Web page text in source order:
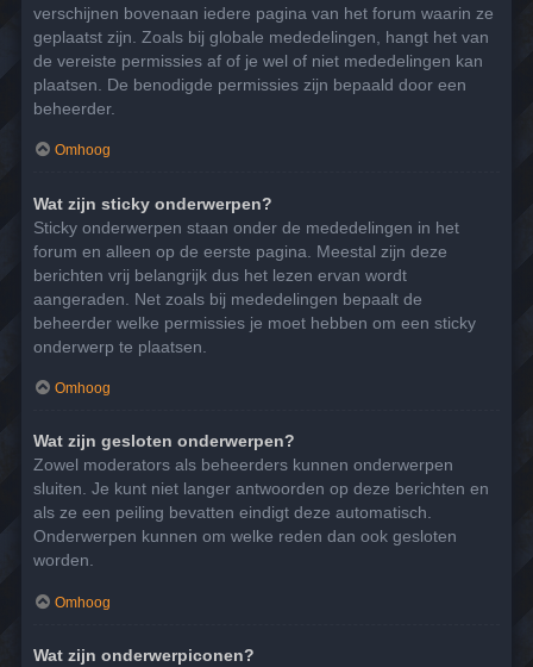
verschijnen bovenaan iedere pagina van het forum waarin ze
geplaatst zijn. Zoals bij globale mededelingen, hangt het van
de vereiste permissies af of je wel of niet mededelingen kan
plaatsen. De benodigde permissies zijn bepaald door een
beheerder.
Omhoog
Wat zijn sticky onderwerpen?
Sticky onderwerpen staan onder de mededelingen in het
forum en alleen op de eerste pagina. Meestal zijn deze
berichten vrij belangrijk dus het lezen ervan wordt
aangeraden. Net zoals bij mededelingen bepaalt de
beheerder welke permissies je moet hebben om een sticky
onderwerp te plaatsen.
Omhoog
Wat zijn gesloten onderwerpen?
Zowel moderators als beheerders kunnen onderwerpen
sluiten. Je kunt niet langer antwoorden op deze berichten en
als ze een peiling bevatten eindigt deze automatisch.
Onderwerpen kunnen om welke reden dan ook gesloten
worden.
Omhoog
Wat zijn onderwerpiconen?